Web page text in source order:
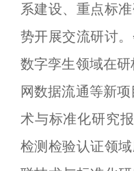
系建设、重点标
势开展交流研讨
数字孪生领域在
网数据流通等新
术与标准化研究
检测检验认证领